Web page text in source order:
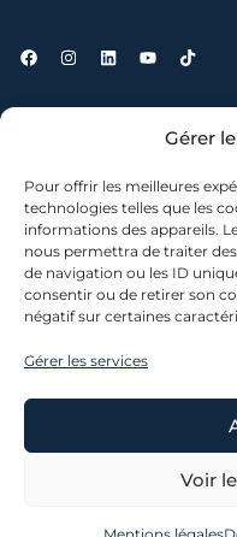
Gérer
Pour offrir les meilleures
technologies telles que les
informations des appareils.
nous permettra de traiter
de navigation ou les ID
consentir ou de retirer son
négatif sur certaines
Gérer les services
Voir
Contact
Où nous trouver ?
Mentions légales
Conditions générales
© 2026 lescanons.co –
est dangereux